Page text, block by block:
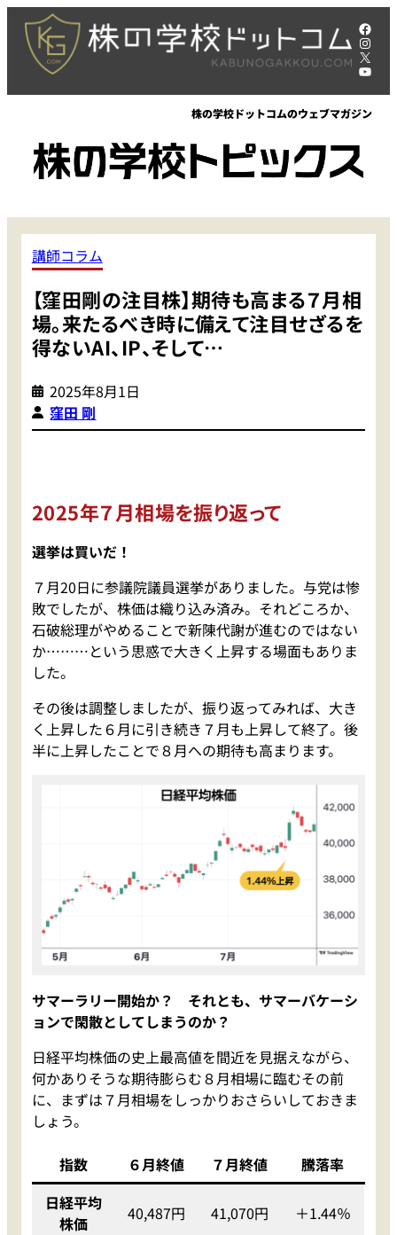
キ
X
株の学校ドットコムのウェブマガジン
講師コラム
【窪田剛の注目株】期待も高まる７月相
場。来たるべき時に備えて注目せざるを
得ないAI、IP、そして…
2025年8月1日
窪田 剛
2025年７月相場を振り返って
選挙は買いだ！
７月20日に参議院議員選挙がありました。与党は惨
敗でしたが、株価は織り込み済み。それどころか、
石破総理がやめることで新陳代謝が進むのではない
か………という思惑で大きく上昇する場面もありま
した。
その後は調整しましたが、振り返ってみれば、大き
く上昇した６月に引き続き７月も上昇して終了。後
半に上昇したことで８月への期待も高まります。
サマーラリー開始か？ それとも、サマーバケーシ
ョンで閑散としてしまうのか？
日経平均株価の史上最高値を間近を見据えながら、
何かありそうな期待膨らむ８月相場に臨むその前
に、まずは７月相場をしっかりおさらいしておきま
しょう。
指数 ６月終値 ７月終値
騰落率
日経平均
株価
40,487円 41,070円 ＋1.44％